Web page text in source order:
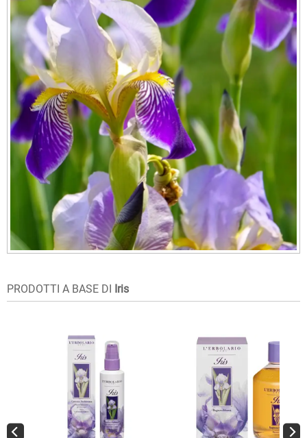
PRODOTTI A BASE DI Iris